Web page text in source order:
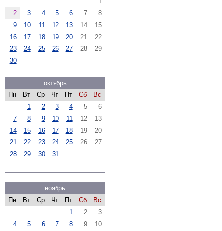
2
3 4 5 6 7
8
9
10 11 12 13 14
15
16
17 18 19 20 21
22
23
24 25 26 27 28
29
30
октябрь
Пн
Вт Ср Чт Пт Сб
Вс
1
2 3 4 5
6
7
8 9 10 11 12
13
14
15 16 17 18 19
20
21
22 23 24 25 26
27
28
29 30 31
ноябрь
Пн
Вт Ср Чт Пт Сб
Вс
1
2
3
4
5 6 7 8 9
10